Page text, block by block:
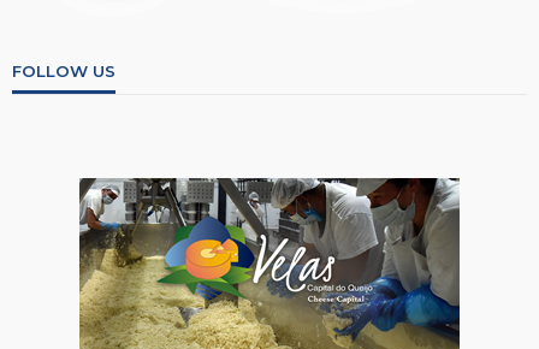
FOLLOW US